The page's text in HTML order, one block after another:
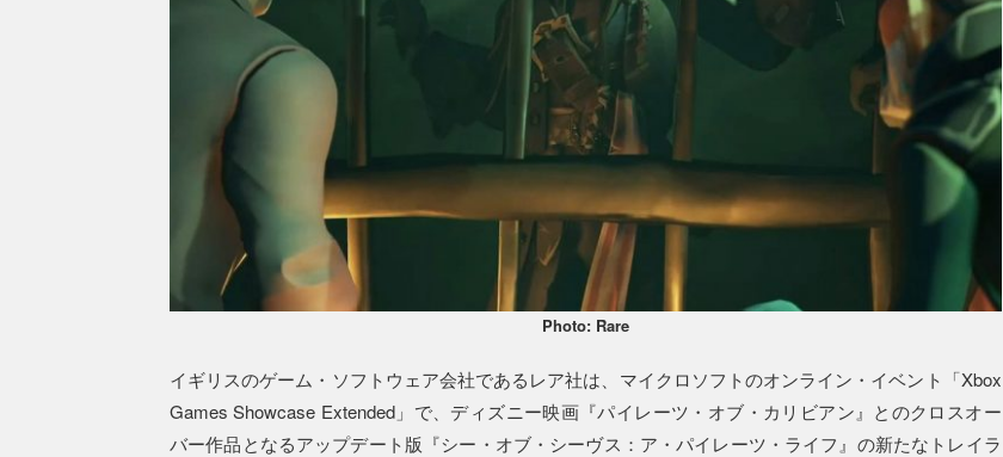
Photo: Rare
イギリスのゲーム・ソフトウェア会社であるレア社は、マイクロソフトのオンライン・イベント「Xbox
Games Showcase Extended」で、ディズニー映画『パイレーツ・オブ・カリビアン』とのクロスオー
バー作品となるアップデート版『シー・オブ・シーヴス：ア・パイレーツ・ライフ』の新たなトレイラ